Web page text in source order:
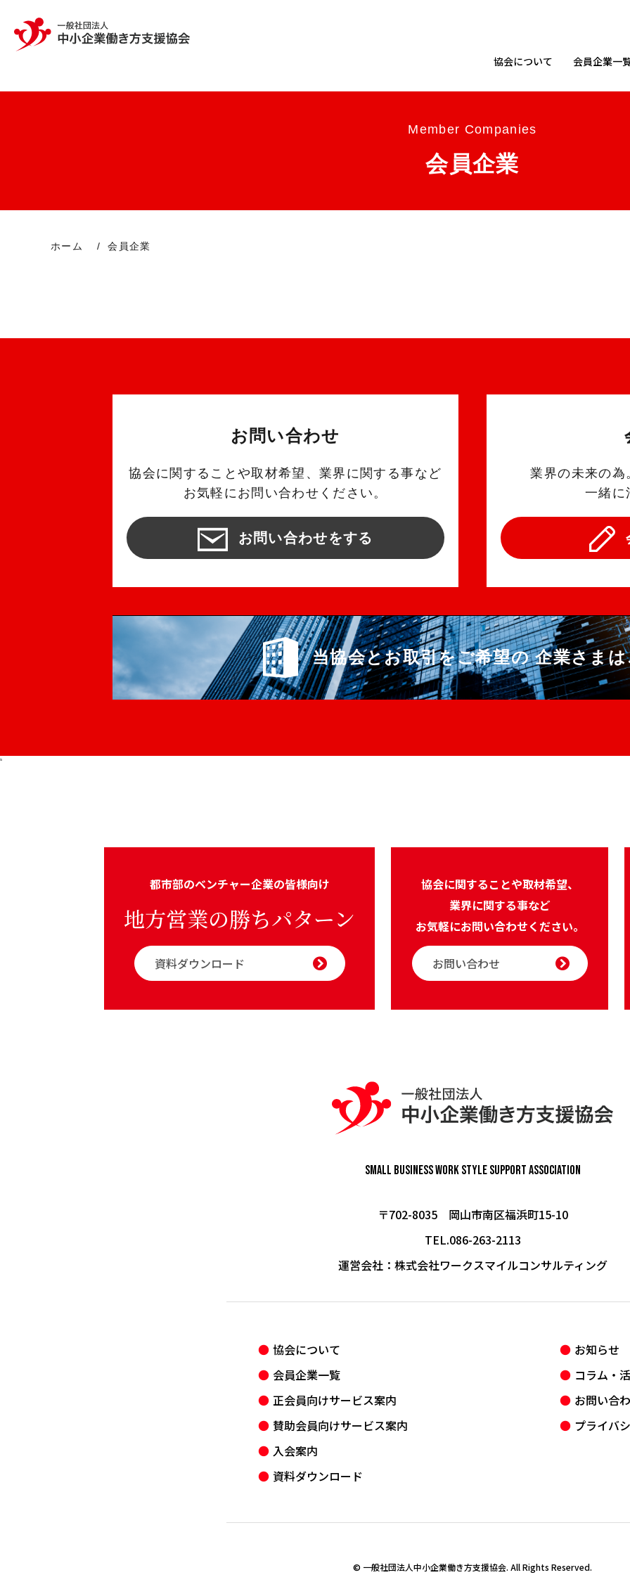
協会について 会員企業一
Member Companies
会員企業
ホーム 会員企業
お問い合わせ
協会に関することや取材希望、業界に関する事など
お気軽にお問い合わせください。
お問い合わせをする
業界の未来の
一緒に
当協会とお取引をご希望の企業さまは
s
都市部のベンチャー企業の皆様向け
地方営業の勝ちパターン
資料ダウンロード
協会に関することや取材希望、
業界に関する事など
お気軽にお問い合わせください。
お問い合わせ
Small Business Work StyleSupport Association
〒702-8035 岡山市南区福浜町15-10
TEL.086-263-2113
運営会社： 株式会社ワークスマイルコンサルティング
協会について
会員企業一覧
正会員向けサービス案内
賛助会員向けサービス案内
入会案内
資料ダウンロード
お知らせ
コラム・
お問い合
プライバ
© 一般社団法人中小企業働き方支援協会. All Rights Reserved.